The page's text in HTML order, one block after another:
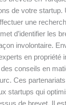
de votre startup.
une
d’identifier les
involontaire.
en propriété
conseils en
Ces
startups qui